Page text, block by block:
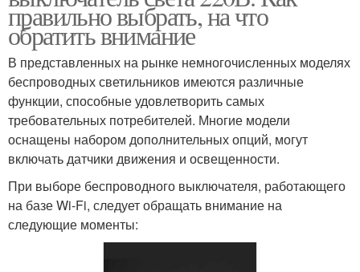
правильно выбрать, на что
обратить внимание
В представленных на рынке немногочисленных моделях
беспроводных светильников имеются различные
функции, способные удовлетворить самых
требовательных потребителей. Многие модели
оснащены набором дополнительных опций, могут
включать датчики движения и освещенности.
При выборе беспроводного выключателя, работающего
на базе Wi-Fi, следует обращать внимание на
следующие моменты: